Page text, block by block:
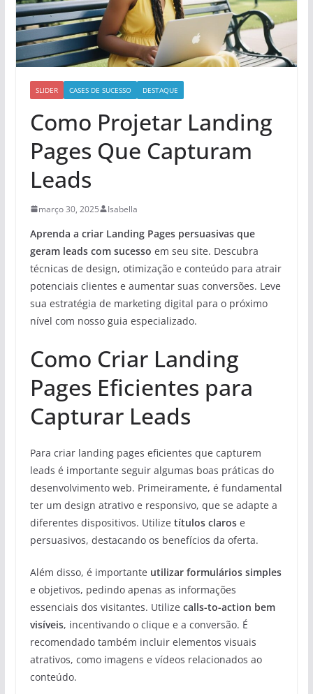
SLIDER CASES DE SUCESSO DESTAQUE
Como Projetar Landing
Pages Que Capturam
Leads
março 30, 2025 Isabella
Aprenda a criar Landing Pages persuasivas que
geram leads com sucesso em seu site. Descubra
técnicas de design, otimização e conteúdo para atrair
potenciais clientes e aumentar suas conversões. Leve
sua estratégia de marketing digital para o próximo
nível com nosso guia especializado.
Como Criar Landing
Pages Eficientes para
Capturar Leads
Para criar landing pages eficientes que capturem
leads é importante seguir algumas boas práticas do
desenvolvimento web. Primeiramente, é fundamental
ter um design atrativo e responsivo, que se adapte a
diferentes dispositivos. Utilize títulos clarose
persuasivos, destacando os benefícios da oferta.
Além disso, é importante utilizar formulários simples
e objetivos, pedindo apenas as informações
essenciais dos visitantes. Utilize calls-to-action bem
visíveis, incentivando o clique e a conversão. É
recomendado também incluir elementos visuais
atrativos, como imagens e vídeos relacionados ao
conteúdo.